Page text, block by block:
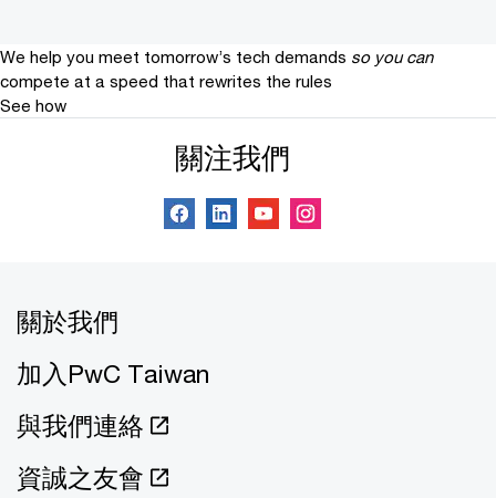
We help you meet tomorrow’s tech demands so you can
compete at a speed that rewrites the rules
See how
關注我們
關於我們
加入PwC Taiwan
與我們連絡
資誠之友會